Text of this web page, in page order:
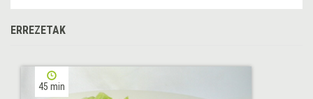
ERREZETAK
45 min